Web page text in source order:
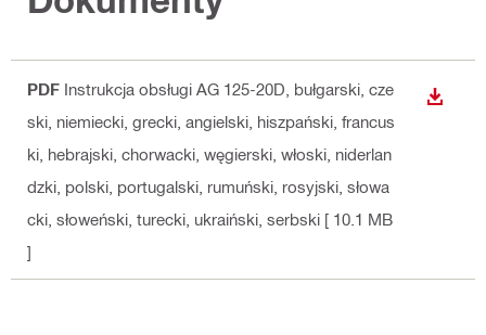
PDF Instrukcja obsługi AG 125-20D , bułgarski, cze
ski, niemiecki, grecki, angielski, hiszpański, francus
ki, hebrajski, chorwacki, węgierski, włoski, niderlan
dzki, polski, portugalski, rumuński, rosyjski, słowa
cki, słoweński, turecki, ukraiński, serbski [ 10.1 MB
]